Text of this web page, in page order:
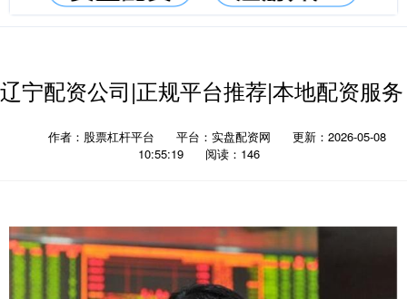
辽宁配资公司|正规平台推荐|本地配资服务
作者：股票杠杆平台 平台：实盘配资网
更新：2026-05-08
10:55:19
阅读：146